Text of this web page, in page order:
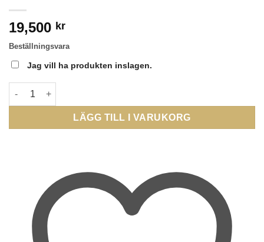
19,500 kr
Beställningsvara
Jag vill ha produkten inslagen.
EFVA ATTLING - You & Me Bracelet mängd
LÄGG TILL I VARUKORG